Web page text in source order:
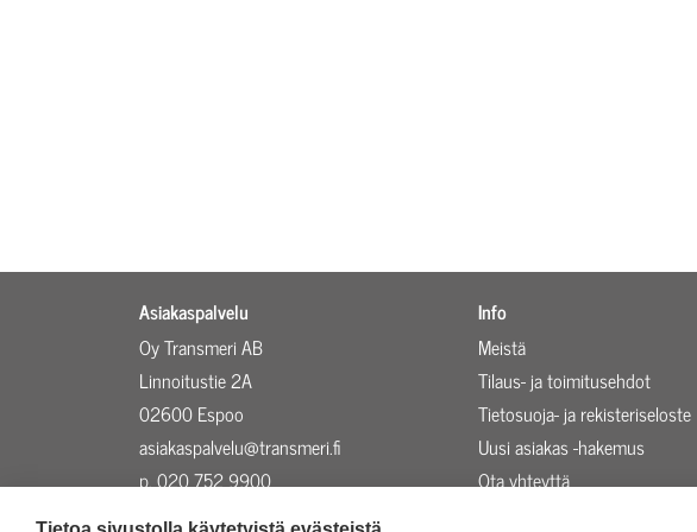
Asiakaspalvelu
Oy Transmeri AB
Linnoitustie 2A
02600 Espoo
asiakaspalvelu@transmeri.fi
p. 020 752 9900
Info
Meistä
Tilaus- ja toimitusehdot
Tietosuoja- ja rekisteriseloste
Uusi asiakas -hakemus
Ota yhteyttä